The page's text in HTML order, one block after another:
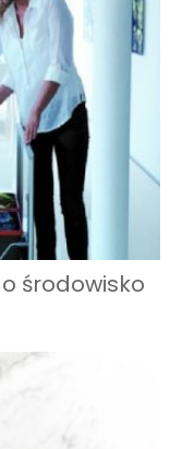
środowisko